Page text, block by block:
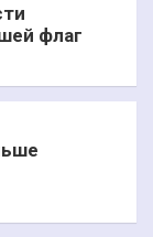
флаг